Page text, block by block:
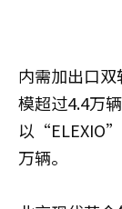
内需加出口
模超过4.4万
以“ELEXIO”
万辆。